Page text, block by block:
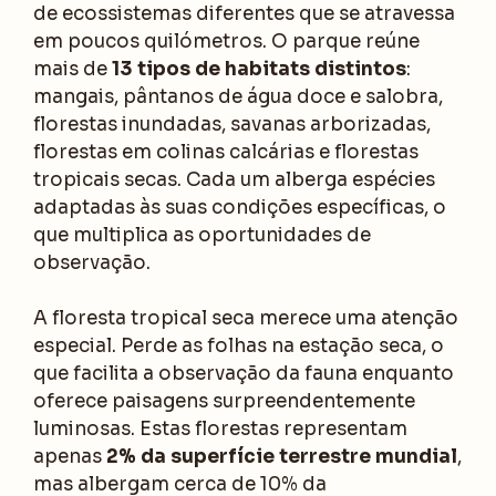
de ecossistemas diferentes que se atravessa
em poucos quilómetros. O parque reúne
mais de13 tipos de habitats distintos:
mangais, pântanos de água doce e salobra,
florestas inundadas, savanas arborizadas,
florestas em colinas calcárias e florestas
tropicais secas. Cada um alberga espécies
adaptadas às suas condições específicas, o
que multiplica as oportunidades de
observação.
A floresta tropical seca merece uma atenção
especial. Perde as folhas na estação seca, o
que facilita a observação da fauna enquanto
oferece paisagens surpreendentemente
luminosas. Estas florestas representam
apenas 2% da superfície terrestre mundial,
mas albergam cerca de 10% da